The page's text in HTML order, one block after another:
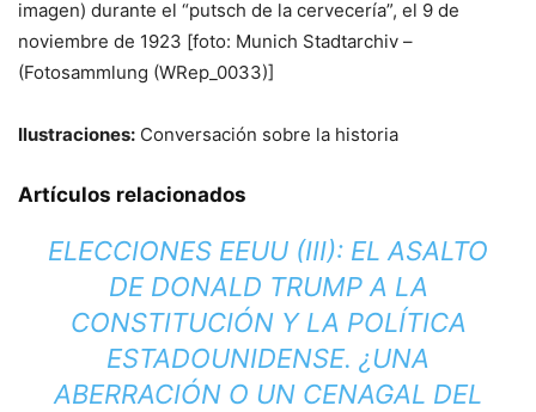
imagen) durante el “putsch de la cervecería”, el 9 de
noviembre de 1923 [foto: Munich Stadtarchiv –
(Fotosammlung (WRep_0033)]
Ilustraciones: Conversación sobre la historia
Artículos relacionados
ELECCIONES EEUU (III): EL ASALTO
DE DONALD TRUMP A LA
CONSTITUCIÓN Y LA POLÍTICA
ESTADOUNIDENSE. ¿UNA
ABERRACIÓN O UN CENAGAL DEL